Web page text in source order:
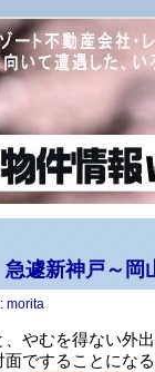
遽新神戸～岡
morita
やむを得ない外
ですることにな